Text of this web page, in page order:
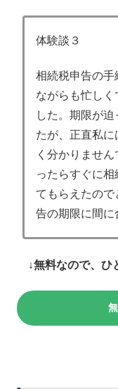
体験談３
相続税申告の手
ながらも忙しく
した。期限が
たが、正直私に
く分かりませ
ったらすぐに
てもらえたの
告の期限に間に
↓無料なので、ひ